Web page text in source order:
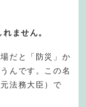
ません。
だと「防災」か
んです。この名
法務大臣）で